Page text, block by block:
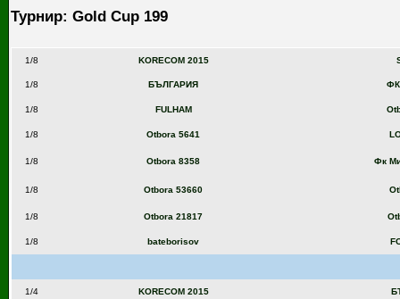
Турнир: Gold Cup 199
1/8 KORECOM 2015
1/8 БЪЛГАРИЯ ФК
1/8 FULHAM
1/8 Otbora 5641
1/8 Otbora 8358 Фк
1/8 Otbora 53660
1/8 Otbora 21817
1/8 bateborisov
1/4 KORECOM 2015